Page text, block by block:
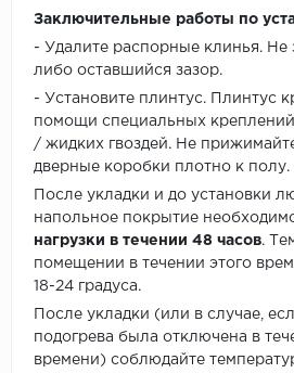
Заключительные работы по
- Удалите распорные клинья. Не
либо оставшийся зазор.
- Установите плинтус. Плинтус
помощи специальных
/ жидких гвоздей. Не
дверные коробки плотно к полу.
После укладки и до установки
напольное покрытие
нагрузки в течении 48 часов.
помещении в течении этого
18-24 градуса.
После укладки (или в случае,
подогрева была отключена в
времени) соблюдайте